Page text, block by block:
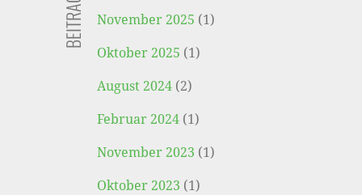
November 2025 (1)
Oktober 2025 (1)
August 2024 (2)
Februar 2024 (1)
November 2023 (1)
Oktober 2023 (1)